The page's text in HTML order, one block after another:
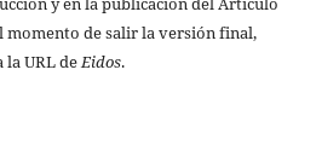
momento de salir la versión final,
URL de Eidos.